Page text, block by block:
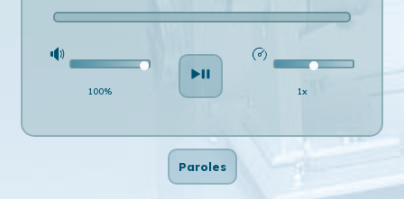
100% 1x
Paroles